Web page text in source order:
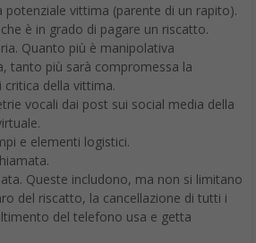
potenziale vittima (parente di un rapito).
è in grado di pagare un riscatto.
Quanto più è manipolativa
tanto più sarà compromessa la
critica della vittima.
vocali dai post sui social media della
e elementi logistici.
Queste includono, ma non si limitano
del riscatto, la cancellazione di tutti i
del telefono usa e getta